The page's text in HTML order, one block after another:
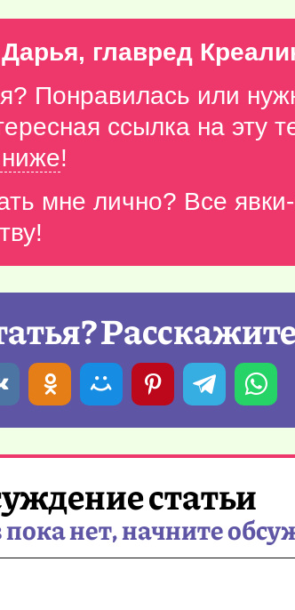
главред
Понравилась или
ссылка на эту
!
мне лично? Все
статьи
нет, начните